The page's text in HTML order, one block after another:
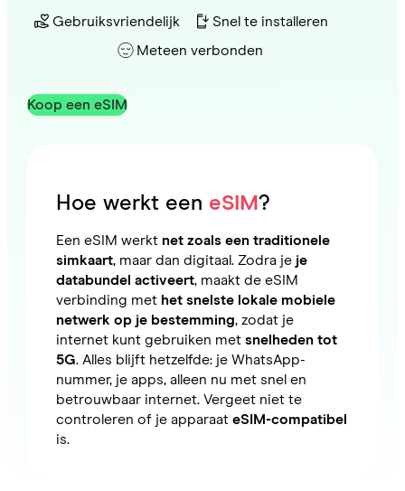
Gebruiksvriendelijk
Snel te installeren
Meteen verbonden
Koop een eSIM
Hoe werkt een eSIM?
Een eSIM werkt net zoals een traditionele
simkaart, maar dan digitaal. Zodra je je
databundel activeert, maakt de eSIM
verbinding met het snelste lokale mobiele
netwerk op je bestemming, zodat je
internet kunt gebruiken met snelheden tot
5G. Alles blijft hetzelfde: je WhatsApp-
nummer, je apps, alleen nu met snel en
betrouwbaar internet. Vergeet niet te
controleren of je apparaat eSIM-compatibel
is.